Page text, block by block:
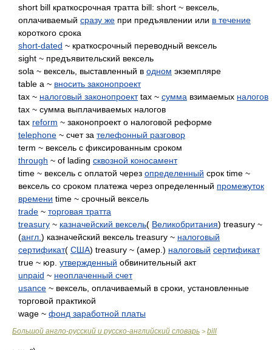
short bill краткосрочная тратта bill: short ~ вексель,
оплачиваемый сразу же при предъявлении или в течение
короткого срока
short-dated ~ краткосрочный переводный вексель
sight ~ предъявительский вексель
sola ~ вексель, выставленный в одном экземпляре
table a ~ вносить законопроект
tax ~ налоговый законопроектtax ~ сумма взимаемых налогов
tax ~ сумма выплачиваемых налогов
tax reform ~ законопроект о налоговой реформе
telephone ~ счет за телефонный разговор
term ~ вексель с фиксированным сроком
through ~ of lading сквозной коносамент
time ~ вексель с оплатой через определенный срок time ~
вексель со сроком платежа через определенный промежуток
времени time ~ срочный вексель
trade ~ торговая тратта
treasury ~ казначейский вексель( Великобритания) treasury ~
(англ. ) казначейский вексель treasury ~ налоговый
сертификат( США) treasury ~ (амер.) налоговый сертификат
true ~ юр. утвержденный обвинительный акт
unpaid ~ неоплаченный счет
usance ~ вексель, оплачиваемый в сроки, установленные
торговой практикой
wage ~ фонд заработной платы
Большой англо-русский и русско-английский словарь > bill